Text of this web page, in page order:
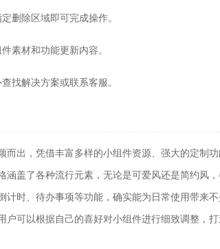
删除区域即可完成操作。
素材和功能更新内容。
找解决方案或联系客服。
而出，凭借丰富多样的小组件资源、强大的定制
涵盖了各种流行元素，无论是可爱风还是简约风
计时、待办事项等功能，确实能为日常使用带来
户可以根据自己的喜好对小组件进行细致调整，